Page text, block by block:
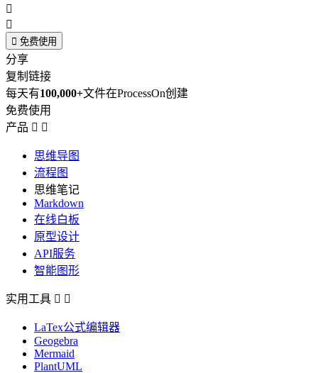


 免费使用
分享
复制链接
每天有100,000+文件在ProcessOn创建
免费使用
产品  
思维导图
流程图
思维笔记
Markdown
在线白板
原型设计
API服务
智能图形
实用工具  
LaTex公式编辑器
Geogebra
Mermaid
PlantUML